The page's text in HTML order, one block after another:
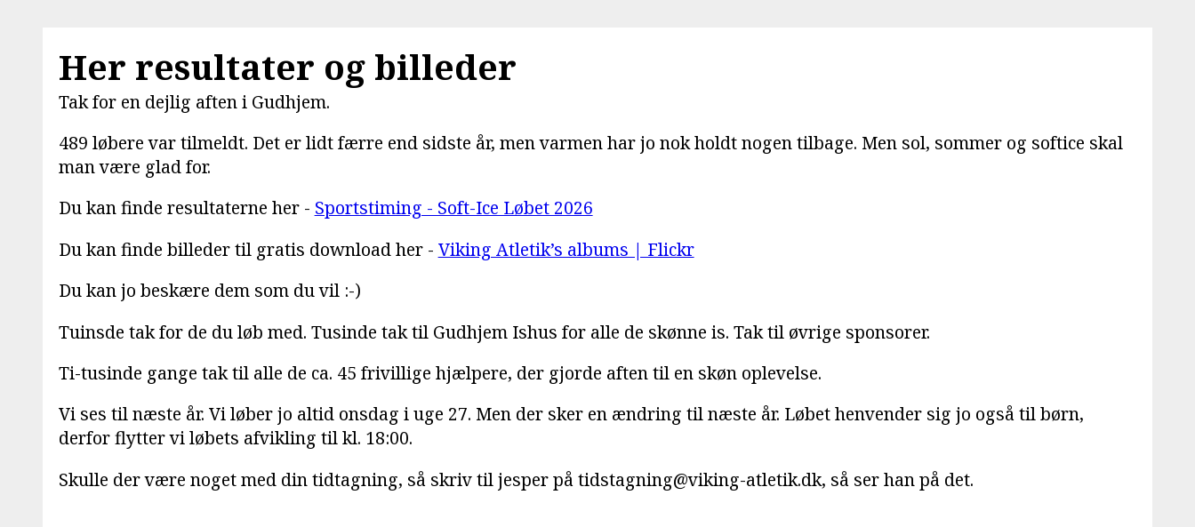
Her resultater og billeder
Tak for en dejlig aften i Gudhjem.
489 løbere var tilmeldt. Det er lidt færre end sidste år, men varmen har jo nok holdt nogen tilbage. Men sol, sommer og softice skal
man være glad for.
Du kan finde resultaterne her - Sportstiming - Soft-Ice Løbet 2026
Du kan finde billeder til gratis download her - Viking Atletik’s albums | Flickr
Du kan jo beskære dem som du vil :-)
Tuinsde tak for de du løb med. Tusinde tak til Gudhjem Ishus for alle de skønne is. Tak til øvrige sponsorer.
Ti-tusinde gange tak til alle de ca. 45 frivillige hjælpere, der gjorde aften til en skøn oplevelse.
Vi ses til næste år. Vi løber jo altid onsdag i uge 27. Men der sker en ændring til næste år. Løbet henvender sig jo også til børn,
derfor flytter vi løbets afvikling til kl. 18:00.
Skulle der være noget med din tidtagning, så skriv til jesper på tidstagning@viking-atletik.dk, så ser han på det.